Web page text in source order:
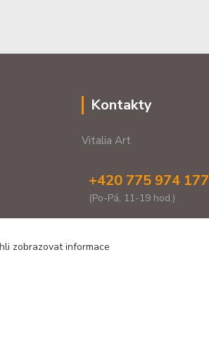
Kontakty
Vitalia Art
+420 775 974 177
(Po-Pá, 11-19 hod.)
zobrazovat informace